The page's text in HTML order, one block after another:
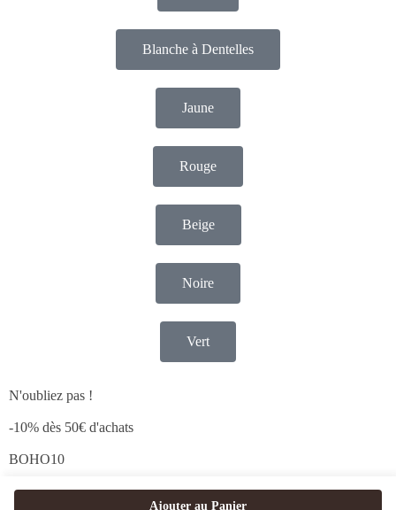
Ajouter au Panier
Blanche à Dentelles
Jaune
Rouge
Beige
Noire
Vert
N'oubliez pas !
-10% dès 50€ d'achats
BOHO10